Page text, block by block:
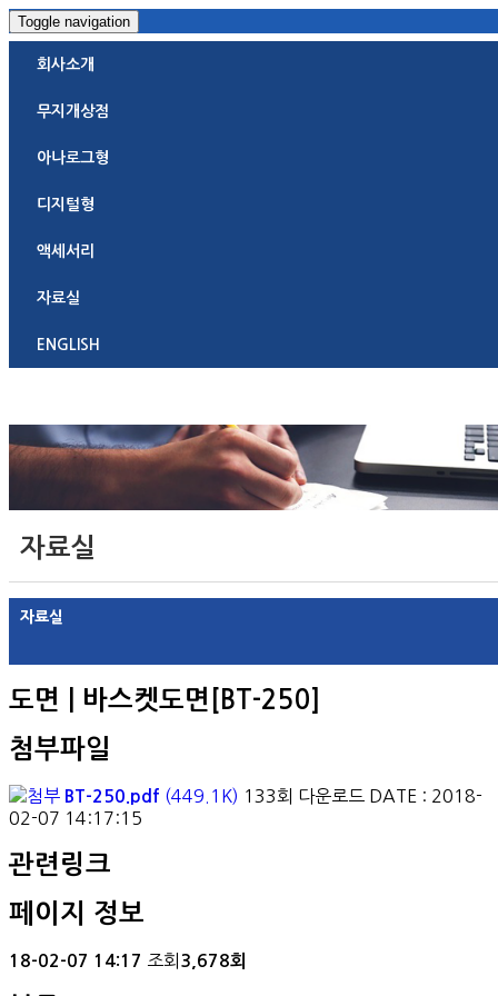
Toggle navigation
회사소개
무지개상점
아나로그형
디지털형
액세서리
자료실
ENGLISH
자료실
자료실
도면 | 바스켓도면[BT-250]
첨부파일
BT-250.pdf (449.1K) 133회 다운로드 DATE : 2018-
02-07 14:17:15
관련링크
페이지 정보
18-02-07 14:17 조회 3,678회